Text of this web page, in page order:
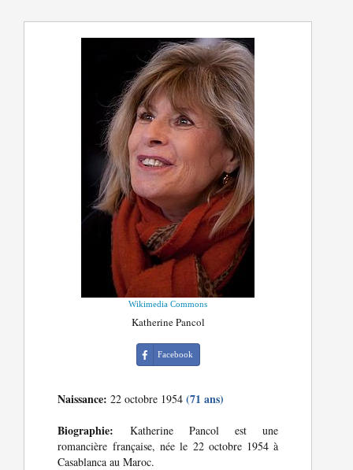
Wikimedia Commons
Katherine Pancol
Facebook
Naissance: 22 octobre 1954(71 ans)
Biographie: Katherine Pancol est une
romancière française, née le 22 octobre 1954 à
Casablanca au Maroc.